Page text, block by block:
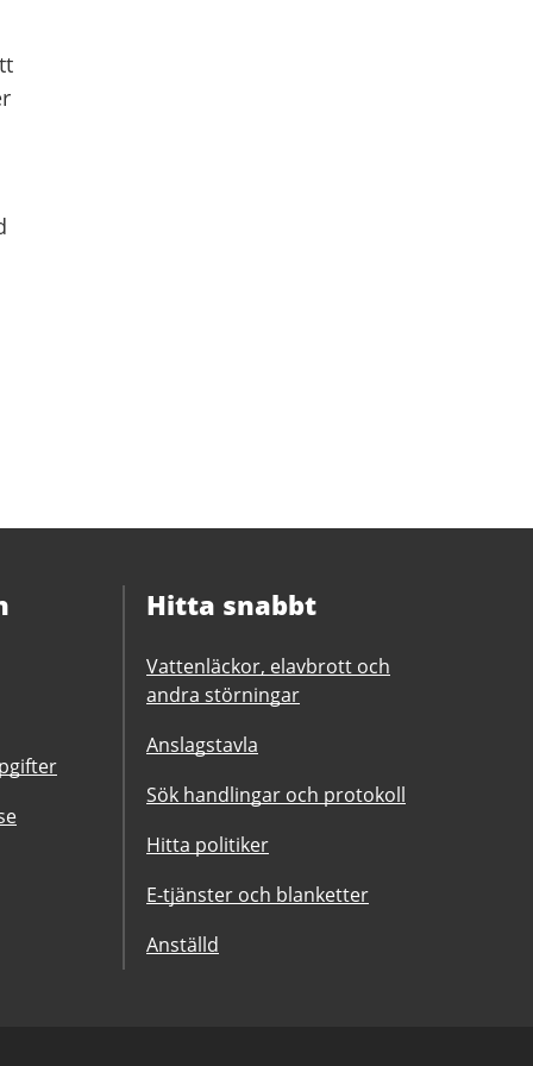
Hitta snabbt
Vattenläckor, elavbrott och
andra störningar
Anslagstavla
Sök handlingar och protokoll
Hitta politiker
E-tjänster och blanketter
Anställd